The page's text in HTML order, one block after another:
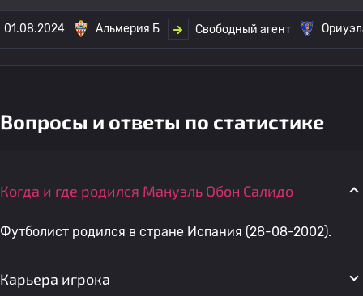
01.08.2024 Альмерия Б Свободный агент
Вопросы и ответы по статистике
Когда и где родился Мануэль Обон Салидо
Футболист родился в стране Испания (28-08-2002).
Карьера игрока